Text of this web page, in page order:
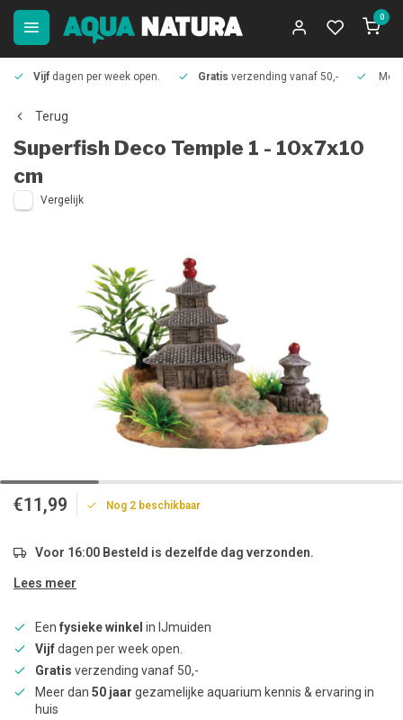
0
Vijf dagen per week open. Gratis verzending vanaf 50,-
Terug
Superfish Deco Temple 1 - 10x7x10
cm
Vergelijk
€11,99 Nog 2 beschikbaar
Voor 16:00 Besteld is dezelfde dag verzonden.
Lees meer
Een fysieke winkel in IJmuiden
Vijfdagen per week open.
Gratis verzending vanaf 50,-
Meer dan 50 jaar gezamelijke aquarium kennis & ervaring in
huis